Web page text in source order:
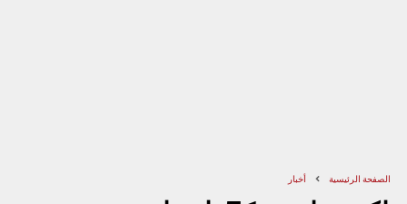
الصفحة الرئيسية أخبار